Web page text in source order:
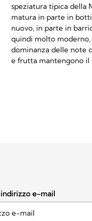
speziatura tipica della
matura in parte in
nuovo, in parte in
quindi molto moderno,
dominanza delle note
e frutta mantengono il
e-mail